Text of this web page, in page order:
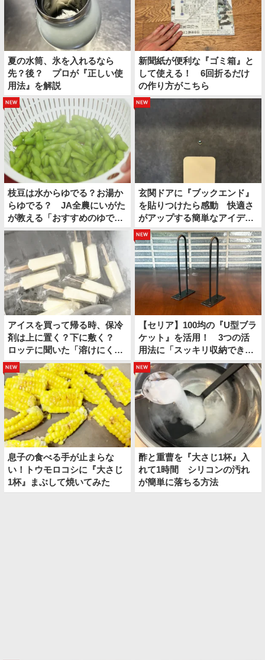
夏の水筒、氷を入れるなら
先？後？ プロが『正しい使
用法』を解説
新聞紙が便利な『ゴミ箱』と
して使える！ 6回折るだけ
の作り方がこちら
new
枝豆は水からゆでる？お湯か
らゆでる？ JA全農にいがた
が教える「おすすめのゆで
方」がこちら
玄関ドアに『ブックエンド』
を貼りつけたら感動 快適さ
がアップする簡単なアイディ
アとは
アイスを買って帰る時、保冷
剤は上に置く？下に敷く？
ロッテに聞いた「溶けにくい
持ち帰り方」
new
【セリア】100均の『U型ブラ
ケット』を活用！ 3つの活
用法に「スッキリ収納でき
た」
new
息子の食べる手が止まらな
い！トウモロコシに『大さじ
1杯』まぶして焼いてみた
new
酢と重曹を『大さじ1杯』入
れて1時間 シリコンの汚れ
が簡単に落ちる方法